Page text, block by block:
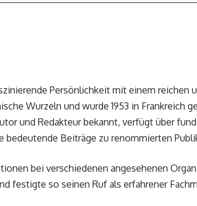
Persönlichkeit mit einem reichen
Wurzeln und wurde 1953 in Frankreich
und Redakteur bekannt, verfügt über
bedeutende Beiträge zu renommierten
bei verschiedenen angesehenen
festigte so seinen Ruf als erfahrener